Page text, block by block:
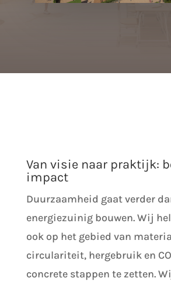
Van visie naar praktijk:
impact
Duurzaamheid gaat verder
energiezuinig bouwen. Wij
ook op het gebied van
circulariteit, hergebruik en
concrete stappen te zetten.